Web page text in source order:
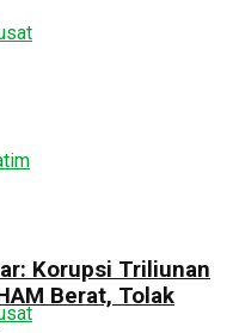
Korupsi Triliunan
Berat, Tolak